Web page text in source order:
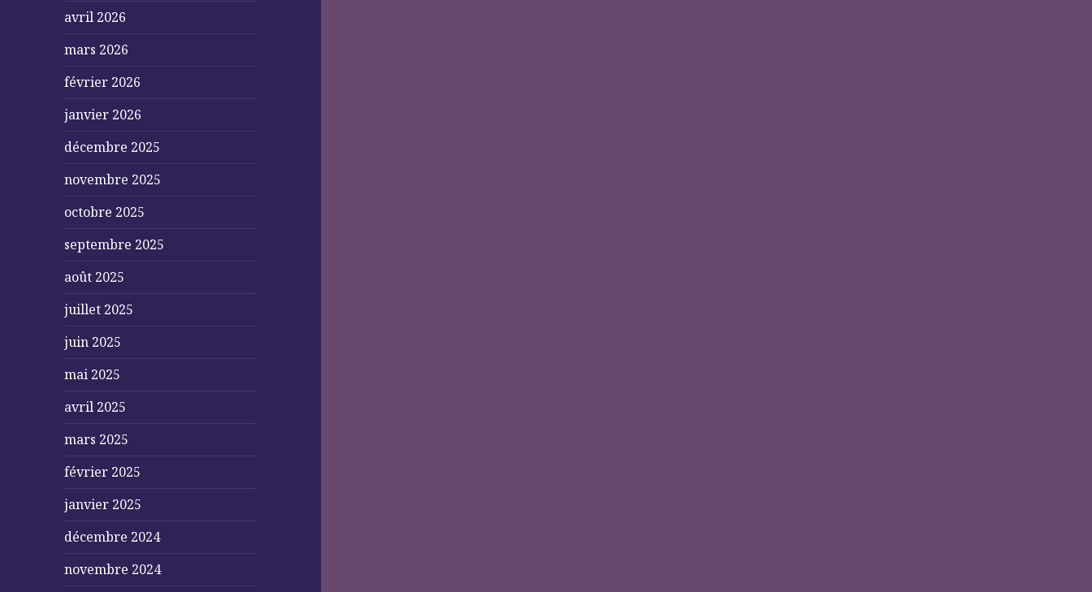
avril 2026
mars 2026
février 2026
janvier 2026
décembre 2025
novembre 2025
octobre 2025
septembre 2025
août 2025
juillet 2025
juin 2025
mai 2025
avril 2025
mars 2025
février 2025
janvier 2025
décembre 2024
novembre 2024